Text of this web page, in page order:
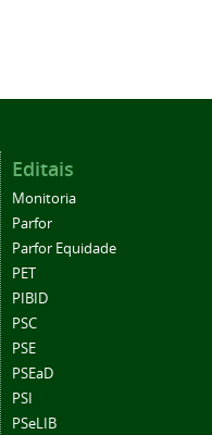
Editais
Monitoria
Parfor
Parfor Equidade
PET
PIBID
PSC
PSE
PSEaD
PSI
PSeLIB